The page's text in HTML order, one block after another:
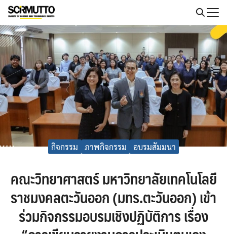
Skip
content
Search
for:
กิจกรรม ภาพกิจกรรม อบรมสัมมนา
คณะวิทยาศาสตร์ มหาวิทยาลัยเทคโนโลยี
ราชมงคลตะวันออก (มทร.ตะวันออก) เข้า
ร่วมกิจกรรมอบรมเชิงปฏิบัติการ เรื่อง